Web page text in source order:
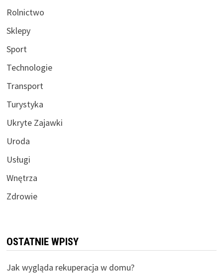
Rolnictwo
Sklepy
Sport
Technologie
Transport
Turystyka
Ukryte Zajawki
Uroda
Usługi
Wnętrza
Zdrowie
OSTATNIE WPISY
Jak wygląda rekuperacja w domu?